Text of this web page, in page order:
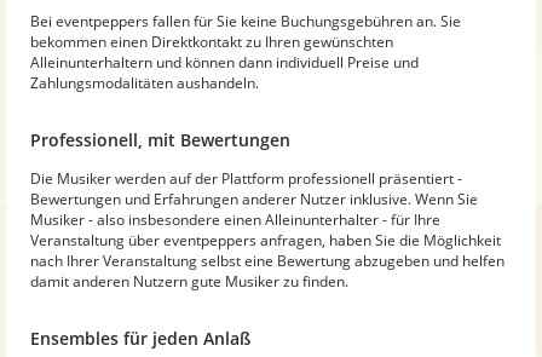
Bei eventpeppers fallen für Sie keine Buchungsgebühren an. Sie
bekommen einen Direktkontakt zu Ihren gewünschten
Alleinunterhaltern und können dann individuell Preise und
Zahlungsmodalitäten aushandeln.
Professionell, mit Bewertungen
Die Musiker werden auf der Plattform professionell präsentiert -
Bewertungen und Erfahrungen anderer Nutzer inklusive. Wenn Sie
Musiker - also insbesondere einen Alleinunterhalter - für Ihre
Veranstaltung über eventpeppers anfragen, haben Sie die Möglichkeit
nach Ihrer Veranstaltung selbst eine Bewertung abzugeben und helfen
damit anderen Nutzern gute Musiker zu finden.
Ensembles für jeden Anlaß